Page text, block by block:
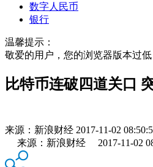
数字人民币
银行
温馨提示：
敬爱的用户，您的浏览器版本过
比特币连破四道关口
来源： 新浪财经 2017-11-02
来源：新浪财经 2017-11-02